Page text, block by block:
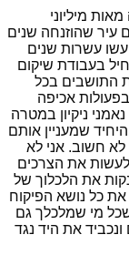
מיליוני
עיר שהוזנחה שנים
עשרות שנים
בעבודת שיקום
התושבים בכל
אכיפה
ניקיון במטרה
שמעניין אותם
חשוב. אני לא
את הצרכים
את הלכלוך של
כל נושא הפיקוח
שכל מי שמלכלך גם
ונכביד את היד נגד